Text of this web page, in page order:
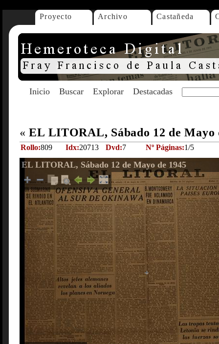
Proyecto Archivo Castañeda
Inicio Buscar Explorar Destacadas
« EL LITORAL, Sábado 12 de Mayo
Rollo:809 Idx:20713 Dvd:7 Nº Páginas:1/5
EL LITORAL, Sábado 12 de Mayo de 1945